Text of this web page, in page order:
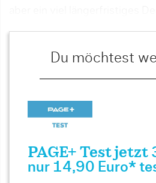
Du möchtest
PAGE+ Test jetzt
nur 14,90 Euro*